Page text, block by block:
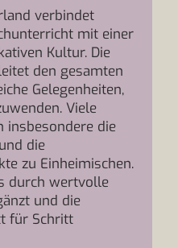
verbindet
mit einer
Kultur. Die
den gesamten
Gelegenheiten,
Viele
insbesondere die
die
zu Einheimischen.
durch wertvolle
und die
für Schritt